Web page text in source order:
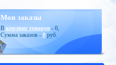
Мои заказы
В корзине товаров - 0,
Сумма заказов - 0 руб.